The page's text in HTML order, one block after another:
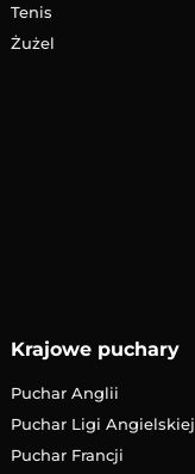
Tenis
Żużel
Krajowe puchary
Puchar Anglii
Puchar Ligi Angielskiej
Puchar Francji